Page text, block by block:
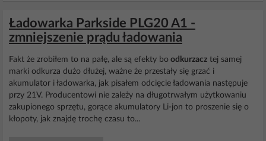
Ładowarka Parkside PLG20 A1 -
zmniejszenie prądu ładowania
Fakt że zrobiłem to na pałę, ale są efekty bo odkurzacz tej samej
marki odkurza dużo dłużej, ważne że przestały się grzać i
akumulator i ładowarka, jak pisałem odcięcie ładowania następuje
przy 21V. Producentowi nie zależy na długotrwałym użytkowaniu
zakupionego sprzętu, gorące akumulatory Li-jon to proszenie się o
kłopoty, jak znajdę trochę czasu to...